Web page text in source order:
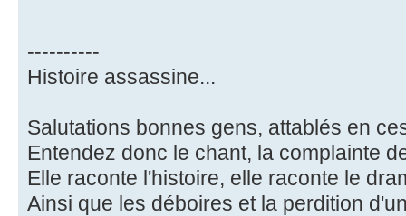
----------
Histoire assassine...
Salutations bonnes gens, attablés en
Entendez donc le chant, la complainte
Elle raconte l'histoire, elle raconte le
Ainsi que les déboires et la perdition